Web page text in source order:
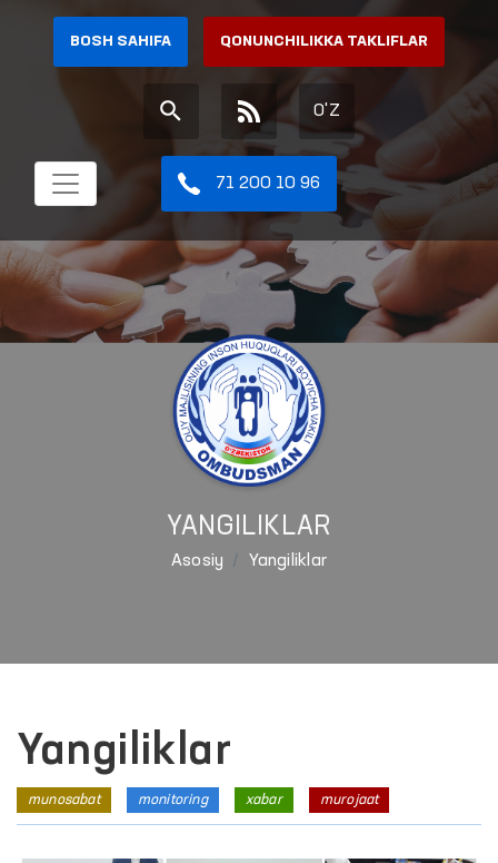
BOSH SAHIFA QONUNCHILIKKA TAKLIFLAR
O'Z
71 200 10 96
YANGILIKLAR
Asosiy Yangiliklar
Yangiliklar
munosabat monitoring xabar murojaat